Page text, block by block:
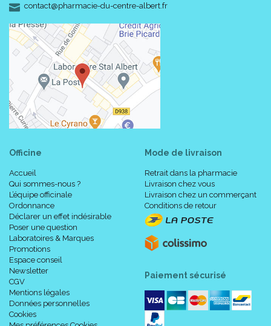
contact-
@-
pharmacie-du-centre-albert.fr
Officine
Accueil
Qui sommes-nous ?
L’équipe officinale
Ordonnance
Déclarer un effet indésirable
Poser une question
Laboratoires & Marques
Promotions
Espace conseil
Newsletter
CGV
Mentions légales
Données personnelles
Cookies
Mode de livraison
Retrait dans la pharmacie
Livraison chez vous
Livraison chez un commerçant
Conditions de retour
Paiement sécurisé